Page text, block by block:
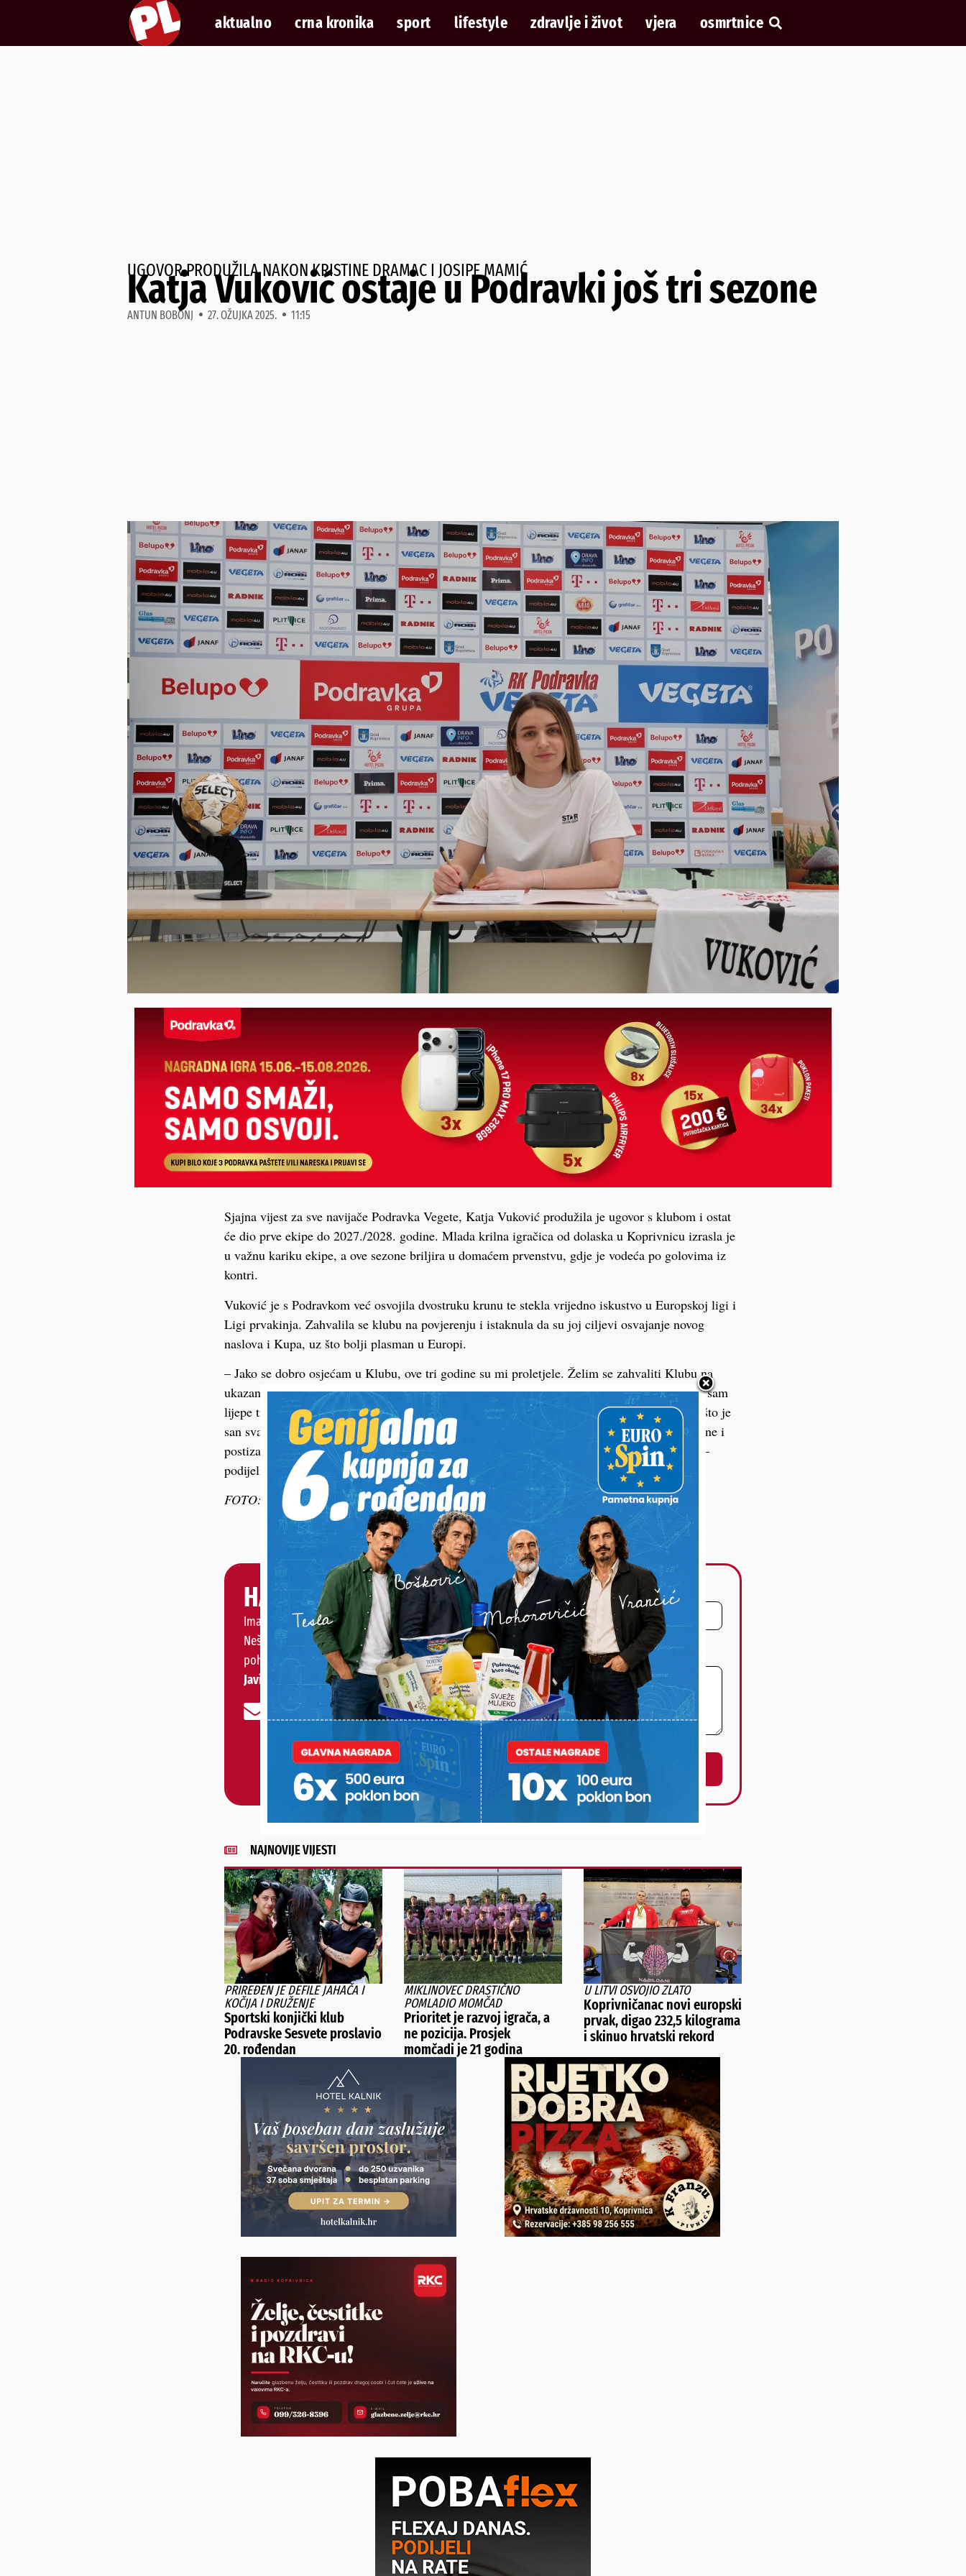
aktualno crna kronika sport lifestyle zdravlje i život vjera osmrtnice
UGOVOR PRODUŽILA NAKON KRISTINE DRAMAC I JOSIPE MAMIĆ
Katja Vuković ostaje u Podravki još tri sezone
ANTUN BOBONJ 27. OŽUJKA 2025. 11:15
Sjajna vijest za sve navijače Podravka Vegete, Katja Vuković produžila je ugovor s klubom i ostat
će dio prve ekipe do 2027./2028. godine. Mlada krilna igračica od dolaska u Koprivnicu izrasla je
u važnu kariku ekipe, a ove sezone briljira u domaćem prvenstvu, gdje je vodeća po golovima iz
kontri.
Vuković je s Podravkom već osvojila dvostruku krunu te stekla vrijedno iskustvo u Europskoj ligi i
Ligi prvakinja. Zahvalila se klubu na povjerenju i istaknula da su joj ciljevi osvajanje novog
naslova i Kupa, uz što bolji plasman u Europi.
– Jako se dobro osjećam u Klubu, ove tri godine su mi proletjele. Želim se zahvaliti Klubu na
ukazanom povjerenju, a ja ću svojim radom i zalaganjem nastaviti i dalje doprinositi. Prošla sam
lijepe trenutke u dresu Podravke Vegete, od osvajanja lige, Kupa i igranja u Ligi prvakinja, što je
san svake mlade igračice. Sezona se bliži kraju, a želje su, naravno, osvajanje dvostruke krune i
postizanje što boljeg rezultata u Ligi prvakinja, iako smo i dosad ostvarili vrhunski rezultat –
podijelila je svoje dojmove.
FOTO: RK Podravka
HALO, PODRAVSKI!
Imate priču, vijest, fotku ili video?
Nešto vas muči ili želite nešto/nekoga
pohvaliti?
Javite nam se!
Vaš email
Poruka
POŠALJI
Alternative:
NAJNOVIJE VIJESTI
PRIREĐEN JE DEFILE JAHAČA I
KOČIJA I DRUŽENJE
Sportski konjički klub
Podravske Sesvete proslavio
20. rođendan
MIKLINOVEC DRASTIČNO
POMLADIO MOMČAD
Prioritet je razvoj igrača, a
ne pozicija. Prosjek
momčadi je 21 godina
U LITVI OSVOJIO ZLATO
Koprivničanac novi europski
prvak, digao 232,5 kilograma
i skinuo hrvatski rekord